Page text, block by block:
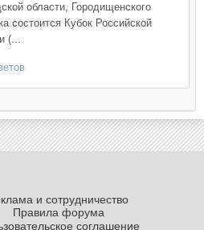
области, Городищенского
состоится Кубок Российской
(...
и сотрудничество
Правила форума
соглашение